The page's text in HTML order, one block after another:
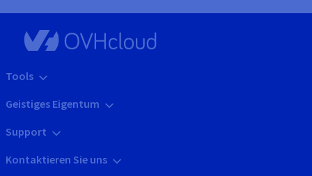
Tools
Geistiges Eigentum
Support
Kontaktieren Sie uns